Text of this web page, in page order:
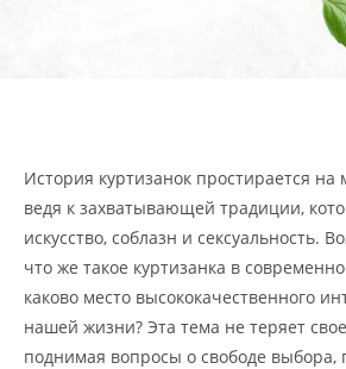
История куртизанок простирается на
ведя к захватывающей традиции,
искусство, соблазн и сексуальность.
что же такое куртизанка в
каково место высококачественного
нашей жизни? Эта тема не теряет
поднимая вопросы о свободе выбора,